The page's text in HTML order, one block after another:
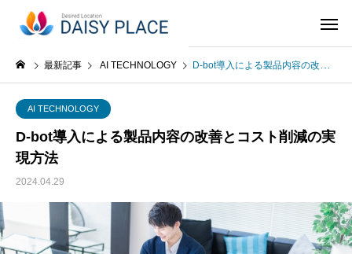
最新記事 AI TECHNOLOGY D-bot導入による製品内容の改善とコスト削減の実現方法
AI TECHNOLOGY
D-bot導入による製品内容の改善とコスト削減の実
現方法
2024.04.29